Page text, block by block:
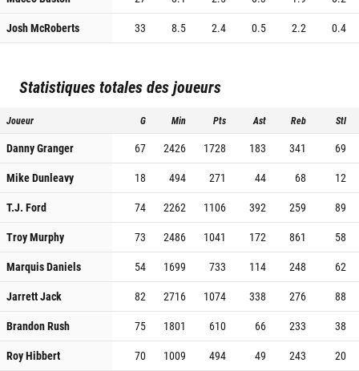
Josh McRoberts
33 8.5 2.4 0.5 2.2 0.4
Statistiques totales des joueurs
Joueur G Min Pts Ast Reb Stl
Danny Granger 67 2426 1728 183 341
69
Mike Dunleavy
18 494 271 44 68
12
T.J. Ford
74 2262 1106 392 259
89
Troy Murphy
73 2486 1041 172 861
58
Marquis Daniels
54 1699 733 114 248
62
Jarrett Jack
82 2716 1074 338 276
88
Brandon Rush
75 1801 610 66 233
38
Roy Hibbert
70 1009 494 49 243
20